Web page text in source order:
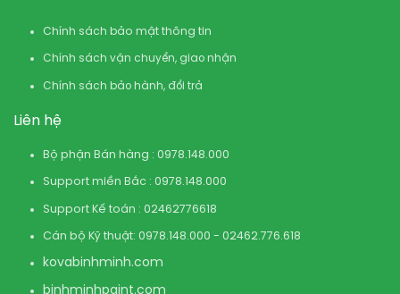
Chính sách bảo mật thông tin
Chính sách vận chuyển, giao nhận
Chính sách bảo hành, đổi trả
Liên hệ
Bộ phận Bán hàng : 0978.148.000
Support miền Bắc : 0978.148.000
Support Kế toán : 02462776618
Cán bộ Kỹ thuật: 0978.148.000 - 02462.776.618
kovabinhminh.com
binhminhpaint.com